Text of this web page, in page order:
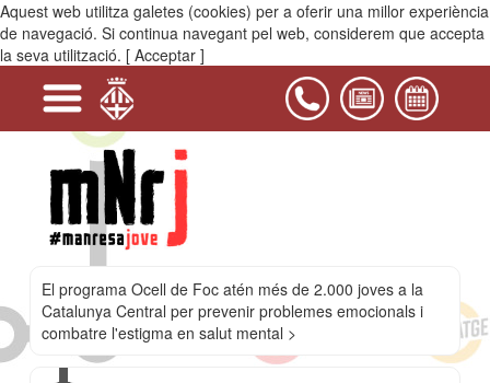
Aquest web utilitza galetes (cookies) per a oferir una millor experiència
de navegació. Si continua navegant pel web, considerem que accepta
la seva utilització. [ Acceptar ]
MENÚ
Serveis
+
Projectes
+
Activitats
+
Equipaments
+
PIJ
Casals
Bages
+
Contacta'ns
+
El programa Ocell de Foc atén més de 2.000 joves a la
Catalunya Central per prevenir problemes emocionals i
combatre l'estigma en salut mental >